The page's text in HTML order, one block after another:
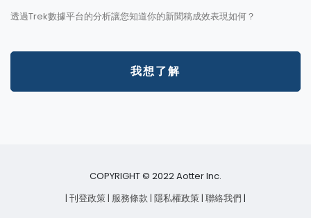
透過Trek數據平台的分析讓您知道你的新聞稿成效表現如何？
我想了解
COPYRIGHT © 2022 Aotter Inc.
| 刊登政策 | 服務條款 | 隱私權政策 | 聯絡我們 |